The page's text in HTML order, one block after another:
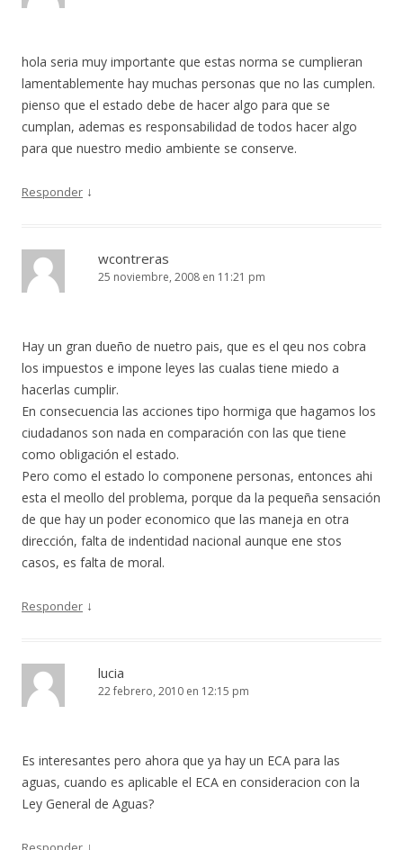
hola seria muy importante que estas norma se cumplieran
lamentablemente hay muchas personas que no las cumplen.
pienso que el estado debe de hacer algo para que se
cumplan, ademas es responsabilidad de todos hacer algo
para que nuestro medio ambiente se conserve.
Responder ↓
wcontreras
25 noviembre, 2008 en 11:21 pm
Hay un gran dueño de nuetro pais, que es el qeu nos cobra
los impuestos e impone leyes las cualas tiene miedo a
hacerlas cumplir.
En consecuencia las acciones tipo hormiga que hagamos los
ciudadanos son nada en comparación con las que tiene
como obligación el estado.
Pero como el estado lo componene personas, entonces ahi
esta el meollo del problema, porque da la pequeña sensación
de que hay un poder economico que las maneja en otra
dirección, falta de indentidad nacional aunque ene stos
casos, es falta de moral.
Responder ↓
lucia
22 febrero, 2010 en 12:15 pm
Es interesantes pero ahora que ya hay un ECA para las
aguas, cuando es aplicable el ECA en consideracion con la
Ley General de Aguas?